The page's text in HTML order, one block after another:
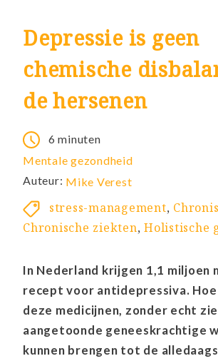
Depressie is geen
chemische
de hersenen
6 minuten
Mentale gezondheid
Auteur: Mike Verest
stress-management,
Chronische ziekten, Holistische
In Nederland krijgen 1,1 miljoen
recept voor antidepressiva.
deze medicijnen, zonder echt
aangetoonde geneeskrachtige
kunnen brengen tot de